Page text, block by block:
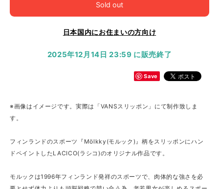
Sold out
日本国内にお住まいの方向け
2025年12月14日 23:59 に販売終了
Save
※画像はイメージです。実際は「VANSスリッポン」にて制作致しま
す。
フィンランドのスポーツ『Mölkky(モルック)』柄をスリッポンにハン
ドペイントしたLACICO(ラシコ)のオリジナル作品です。
モルックは1996年フィンランド発祥のスポーツで、肉体的な強さを必